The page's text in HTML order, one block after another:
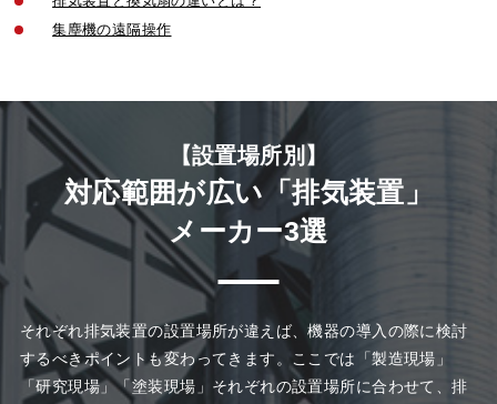
集塵機の遠隔操作
【設置場所別】
対応範囲が広い「排気装置」
メーカー3選
それぞれ排気装置の設置場所が違えば、機器の導入の際に検討
するべきポイントも変わってきます。ここでは「製造現場」
「研究現場」「塗装現場」それぞれの設置場所に合わせて、排